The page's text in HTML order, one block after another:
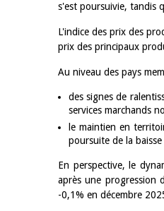
s'est poursuivie, tandis
L'indice des prix des
prix des principaux
Au niveau des pays
des signes de
services marchands
le maintien en
poursuite de la
En perspective, le
après une progression
-0,1% en décembre